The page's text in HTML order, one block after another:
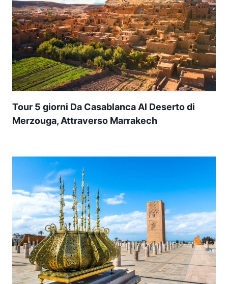
Tour 5 giorni Da Casablanca Al Deserto di
Merzouga, Attraverso Marrakech